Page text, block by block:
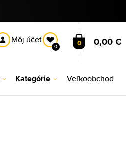
Môj účet
0 0 0,00 €
Kategórie Veľkoobchod